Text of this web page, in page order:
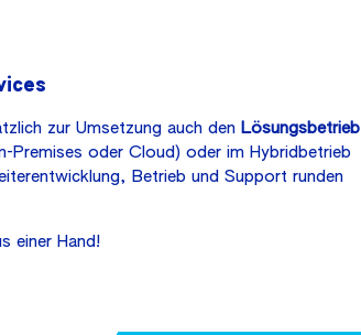
zur Umsetzung auch den Lösungsbetrieb
Premises oder Cloud) oder im Hybridbetrieb
Betrieb und Support runden
einer Hand!